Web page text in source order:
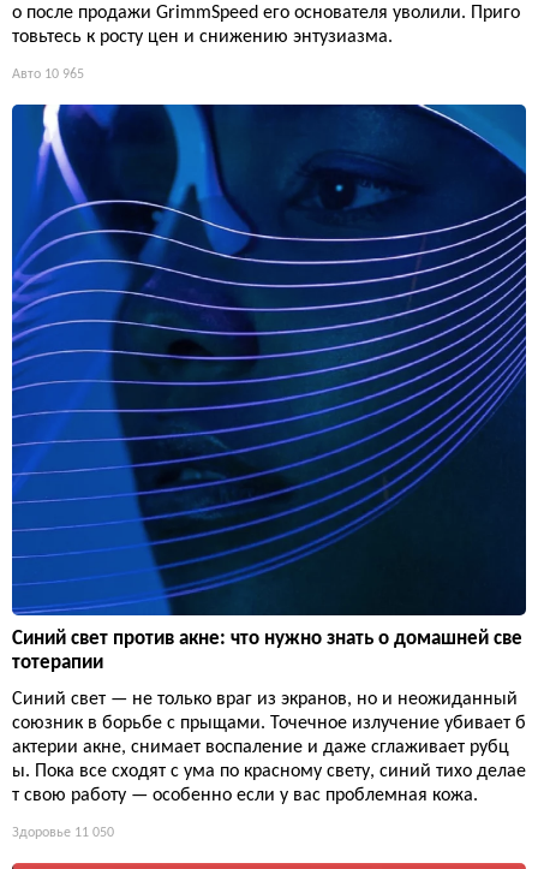
о после продажи GrimmSpeed его основателя уволили. Приго
товьтесь к росту цен и снижению энтузиазма.
Авто 10 965
Синий свет против акне: что нужно знать о домашней све
тотерапии
Синий свет — не только враг из экранов, но и неожиданный
союзник в борьбе с прыщами. Точечное излучение убивает б
актерии акне, снимает воспаление и даже сглаживает рубц
ы. Пока все сходят с ума по красному свету, синий тихо делае
т свою работу — особенно если у вас проблемная кожа.
Здоровье 11 050